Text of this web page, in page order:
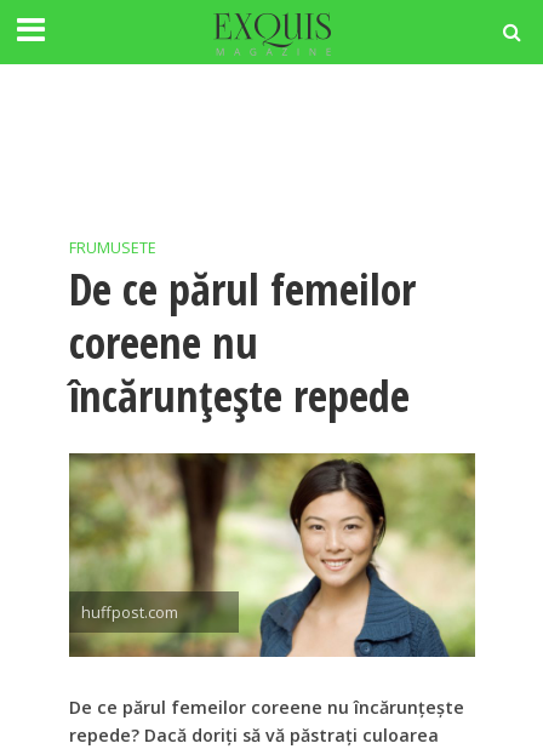
FRUMUSETE
De ce părul femeilor
coreene nu
încărunțește repede
huffpost.com
De ce părul femeilor coreene nu încărunțește
repede? Dacă doriți să vă păstrați culoarea